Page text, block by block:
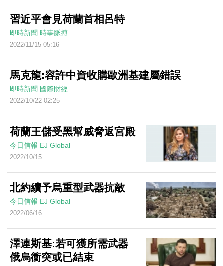
習近平會見荷蘭首相呂特
即時新聞 時事脈搏
2022/11/15 05:16
馬克龍:容許中資收購歐洲基建屬錯誤
即時新聞 國際財經
2022/10/22 02:25
荷蘭王儲受黑幫威脅返宮殿
今日信報 EJ Global
2022/10/15
北約續予烏重型武器抗敵
今日信報 EJ Global
2022/06/16
澤連斯基:若可獲所需武器
俄烏衝突或已結束